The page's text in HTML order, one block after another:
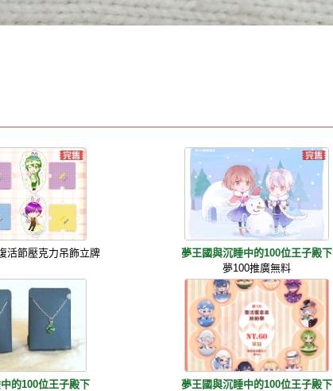
活節壓克力吊飾立牌
夢王國與沉睡中的100位王子殿下
夢100推廣無料
的100位王子殿下
夢王國與沉睡中的100位王子殿下